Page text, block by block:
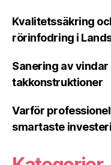
Kvalitetssäkring
rörinfodring i
Sanering av
takkonstruktioner
Varför
smartaste